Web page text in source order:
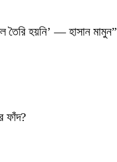
তৈরি হয়নি’ — হাসান মামুন”
ফাঁদ?